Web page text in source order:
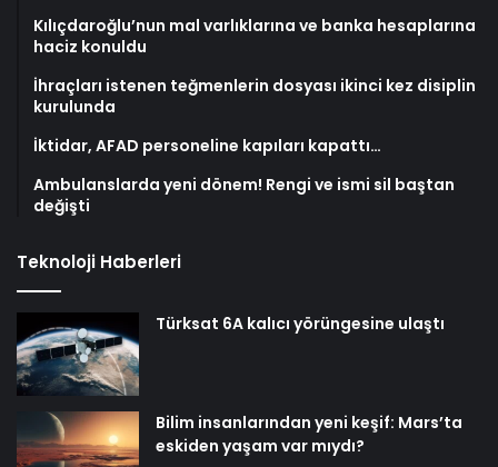
Kılıçdaroğlu’nun mal varlıklarına ve banka hesaplarına
haciz konuldu
İhraçları istenen teğmenlerin dosyası ikinci kez disiplin
kurulunda
İktidar, AFAD personeline kapıları kapattı…
Ambulanslarda yeni dönem! Rengi ve ismi sil baştan
değişti
Teknoloji Haberleri
Türksat 6A kalıcı yörüngesine ulaştı
Bilim insanlarından yeni keşif: Mars’ta
eskiden yaşam var mıydı?